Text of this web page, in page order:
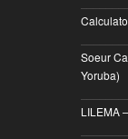
Soeur
Yoruba)
LILEMA